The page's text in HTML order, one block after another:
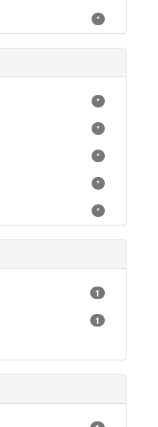
*
*
*
*
*
*
*
*
*
*
*
*
*
*
*
*
*
*
*
1
1